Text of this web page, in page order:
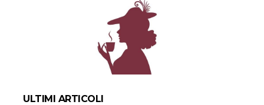
ULTIMI ARTICOLI